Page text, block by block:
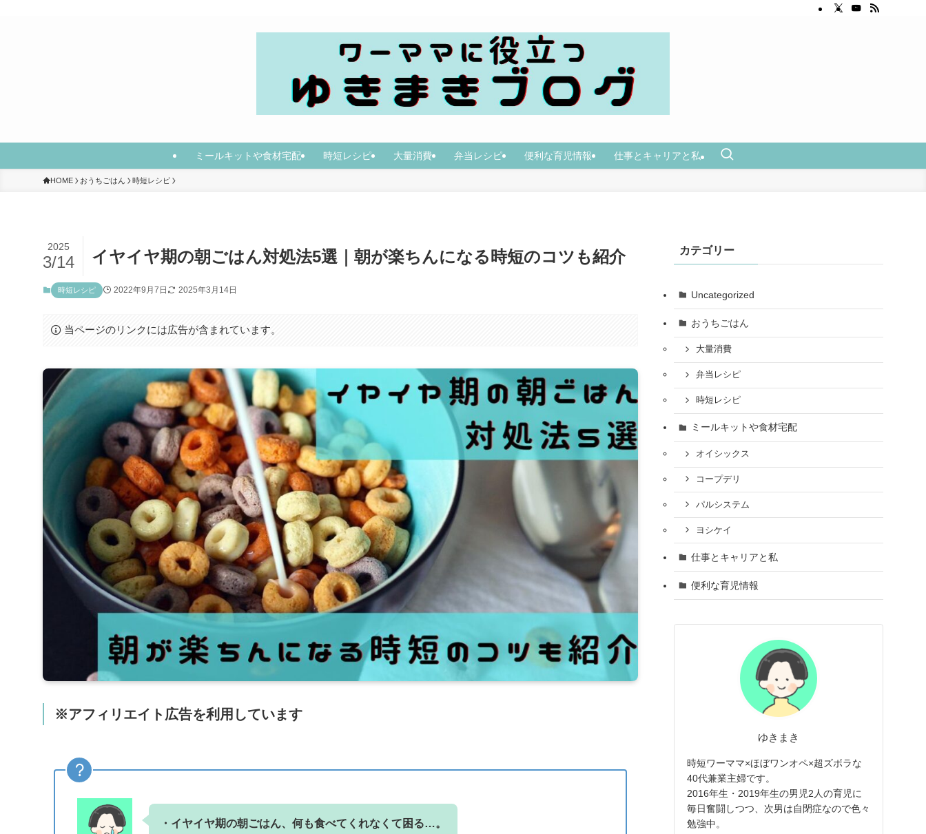
ミールキットや食材宅配 時短レシピ 大量消費 弁当レシピ 便利な育児情報 仕事とキャリアと私
HOME おうちごはん 時短レシピ
イヤイヤ期の朝ごはん対処法5選｜朝が楽ちんになる時短のコツも紹介
2025
3/14
時短レシピ 2022年9月7日 2025年3月14日
当ページのリンクには広告が含まれています。
※アフィリエイト広告を利用しています
・イヤイヤ期の朝ごはん、何も食べてくれなくて困る…。
カテゴリー
Uncategorized
おうちごはん
大量消費
弁当レシピ
時短レシピ
ミールキットや食材宅配
オイシックス
コープデリ
パルシステム
ヨシケイ
仕事とキャリアと私
便利な育児情報
ゆきまき
時短ワーママ×ほぼワンオペ×超ズボラな
40代兼業主婦です。
2016年生・2019年生の男児2人の育児に
毎日奮闘しつつ、次男は自閉症なので色々
勉強中。